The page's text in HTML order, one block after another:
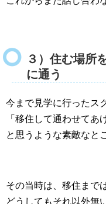
３）住む場所
に通う
今まで見学に行ったス
「移住して通わせてあ
と思うような素敵なと
その当時は、移住まで
どうしてもそれ以外無